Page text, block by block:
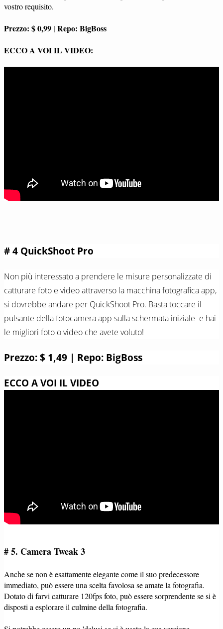
vostro requisito.
Prezzo: $ 0,99 | Repo: BigBoss
ECCO A VOI IL VIDEO:
# 4 QuickShoot Pro
Non più interessato a prendere le misure personalizzate di
catturare foto e video attraverso la macchina fotografica app,
si dovrebbe andare per QuickShoot Pro. Basta toccare il
pulsante della fotocamera app sulla schermata iniziale e hai
le migliori foto o video che avete voluto!
Prezzo: $ 1,49 | Repo: BigBoss
ECCO A VOI IL VIDEO
# 5. Camera Tweak 3
Anche se non è esattamente elegante come il suo predecessore
immediato, può essere una scelta favolosa se amate la fotografia.
Dotato di farvi catturare 120fps foto, può essere sorprendente se si è
disposti a esplorare il culmine della fotografia.